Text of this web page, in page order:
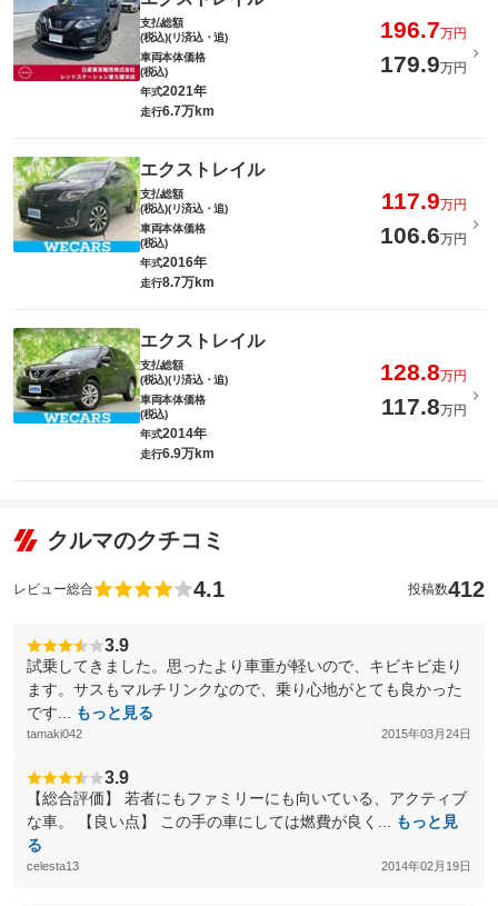
支払総額
(税込)(リ済込・追)
196.7万円
車両本体価格
(税込)
179.9万円
年式2021年
走行6.7万km
エクストレイル
支払総額
(税込)(リ済込・追)
117.9万円
車両本体価格
(税込)
106.6万円
年式2016年
走行8.7万km
エクストレイル
支払総額
(税込)(リ済込・追)
128.8万円
車両本体価格
(税込)
117.8万円
年式2014年
走行6.9万km
クルマのクチコミ
レビュー総合 4.1 投稿数412
3.9
試乗してきました。思ったより車重が軽いので、キビキビ走り
ます。サスもマルチリンクなので、乗り心地がとても良かった
です...
もっと見る
tamaki042 2015年03月24日
3.9
【総合評価】 若者にもファミリーにも向いている、アクティブ
な車。 【良い点】 この手の車にしては燃費が良く...
もっと見
る
celesta13 2014年02月19日